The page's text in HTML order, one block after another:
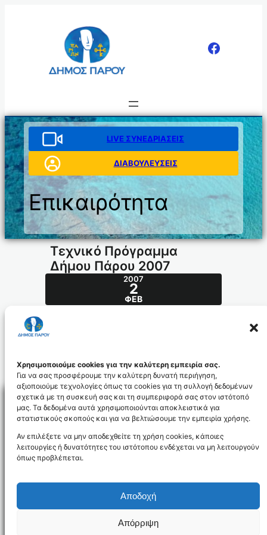
Χρησιμοποιούμε cookies για την καλύτερη εμπειρία σας.
Για να σας προσφέρουμε την καλύτερη δυνατή περιήγηση,
αξιοποιούμε τεχνολογίες όπως τα cookies για τη συλλογή δεδομένων
σχετικά με τη συσκευή σας και τη συμπεριφορά σας στον ιστότοπό
μας. Τα δεδομένα αυτά χρησιμοποιούνται αποκλειστικά για
στατιστικούς σκοπούς και για να βελτιώσουμε την εμπειρία χρήσης.
Αν επιλέξετε να μην αποδεχθείτε τη χρήση cookies, κάποιες
λειτουργίες ή δυνατότητες του ιστότοπου ενδέχεται να μη λειτουργούν
όπως προβλέπεται.
Αποδοχή
Απόρριψη
LIVE ΣΥΝΕΔΡΙΑΣΕΙΣ
ΔΙΑΒΟΥΛΕΥΣΕΙΣ
Επικαιρότητα
Τεχνικό Πρόγραμμα
Δήμου Πάρου 2007
2007
2
ΦΕΒ
texniko_programma_2007_id1083
NEWSLETTER
Δήλωση Προσβασιμότητας